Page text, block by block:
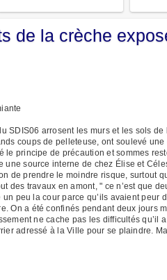
de la crèche
arrosent les murs et les sols
coups de pelleteuse, ont soulevé
principe de précaution et sommes
source interne de chez Élise et
de prendre le moindre risque, surtout
des travaux en amont, " ce n’est que
peu la cour parce qu’ils avaient peur
On a été confinés pendant deux jours
ne cache pas les difficultés qu’il
adressé à la Ville pour se plaindre.